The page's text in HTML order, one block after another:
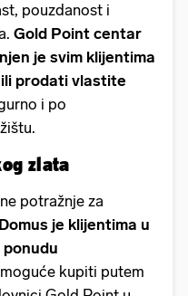
pouzdanost i
Gold Point centar
je svim klijentima
prodati vlastite
i po
zlata
potražnje za
je klijentima u
kupiti putem